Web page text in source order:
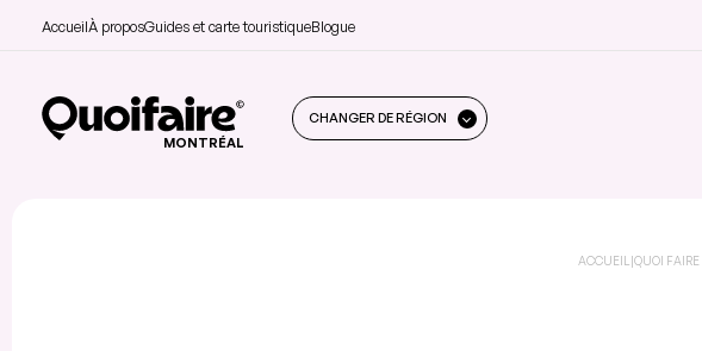
AccueilÀ proposGuides et carte touristiqueBlogue
MONTRÉAL
CHANGER DE RÉGION
ACCUEIL |QUOI FAIRE